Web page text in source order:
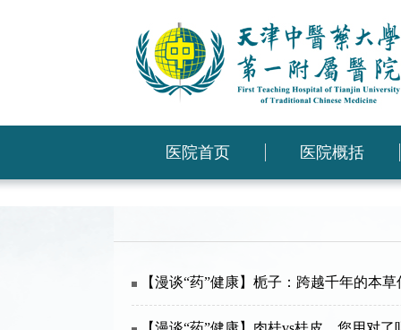
医院首页 医院概括
【漫谈“药”健康】栀子：跨越千年的本草